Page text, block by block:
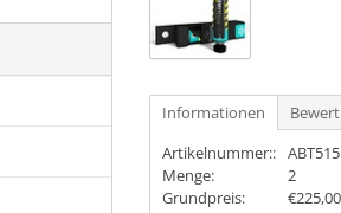
Informationen
Artikelnummer:: ABT515
Menge:
2
Grundpreis: